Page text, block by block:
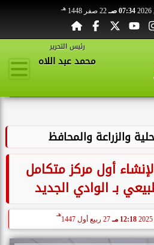
07:34 صـ 22 صفر 1448 هـ
رئيس التحرير
محمد عبد اللاه
والزراعة والمحافظ
أول مركز متكامل
بـ الوادي الجديد
12:18 مـ 27 ربيع أول 1447
هـ